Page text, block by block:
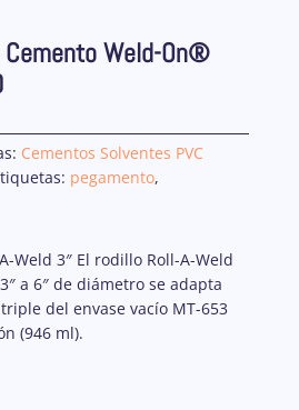
Weld-On®
Cementos Solventes PVC
pegamento,
Weld 3″ El rodillo Roll-A-Weld
a 6″ de diámetro se adapta
del envase vacío MT-653
(946 ml).